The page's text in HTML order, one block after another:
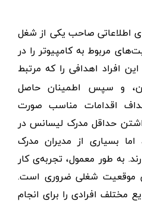
اطلاعاتی صاحب یکی از شغل
مربوط به کامپیوتر را در
افراد اهدافی را که مرتبط
و سپس اطمینان حاصل
اقدامات مناسب صورت
حداقل مدرک لیسانس در
اما بسیاری از مدیران مدرک
به طور معمول، تجربه‌ی کار
موقعیت شغلی ضروری است.
مختلف افرادی را برای انجام